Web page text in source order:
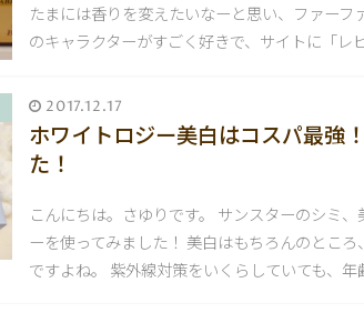
たまには香りを変えたいなーと思い、ファーフ
のキャラクターがすごく好きで、サイトに「
2017.12.17
ホワイトロジー美白はコスパ最強
た！
こんにちは。さゆりです。 サンスターのシミ
ーを使ってみました！ 美白はもちろんのとこ
ですよね。 紫外線対策をいくらしていても、